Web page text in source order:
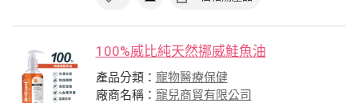
100%威比純天然挪威鮭魚油
產品分類： 寵物醫療保健
廠商名稱： 寵兒商貿有限公司